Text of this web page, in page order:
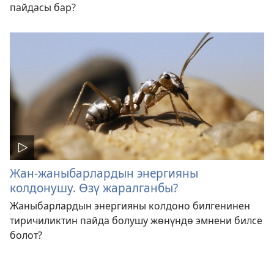
пайдасы бар?
Жан-жаныбарлардын энергияны
колдонушу. Өзү жаралганбы?
Жаныбарлардын энергияны колдоно билгенинен
тиричиликтин пайда болушу жөнүндө эмнени билсе
болот?